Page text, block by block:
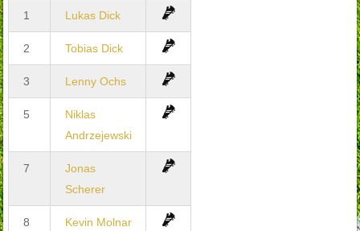
1 Lukas Dick
2 Tobias Dick
3 Lenny Ochs
5
Niklas
Andrzejewski
7
Jonas
Scherer
8 Kevin Molnar